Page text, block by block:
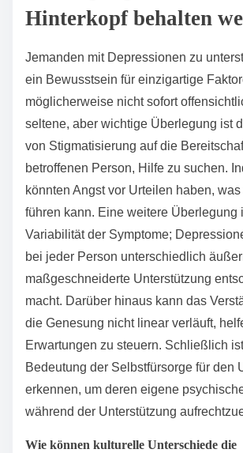
Hinterkopf behalten
Jemanden mit Depressionen zu
ein Bewusstsein für einzigartige
möglicherweise nicht sofort
seltene, aber wichtige Überlegung ist
von Stigmatisierung auf die
betroffenen Person, Hilfe zu suchen.
könnten Angst vor Urteilen haben,
führen kann. Eine weitere Überlegung
Variabilität der Symptome;
bei jeder Person unterschiedlich
maßgeschneiderte Unterstützung
macht. Darüber hinaus kann das
die Genesung nicht linear verläuft,
Erwartungen zu steuern. Schließlich
Bedeutung der Selbstfürsorge für den
erkennen, um deren eigene
während der Unterstützung
Wie können kulturelle Unterschiede die